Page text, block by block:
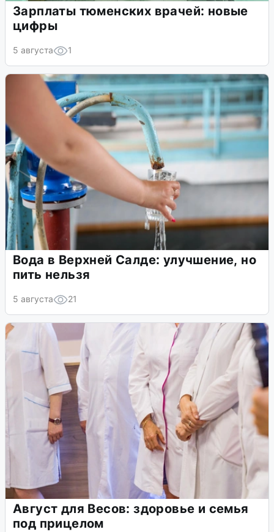
Зарплаты тюменских врачей: новые
цифры
5 августа 1
Вода в Верхней Салде: улучшение, но
пить нельзя
5 августа 21
Август для Весов: здоровье и семья
под прицелом